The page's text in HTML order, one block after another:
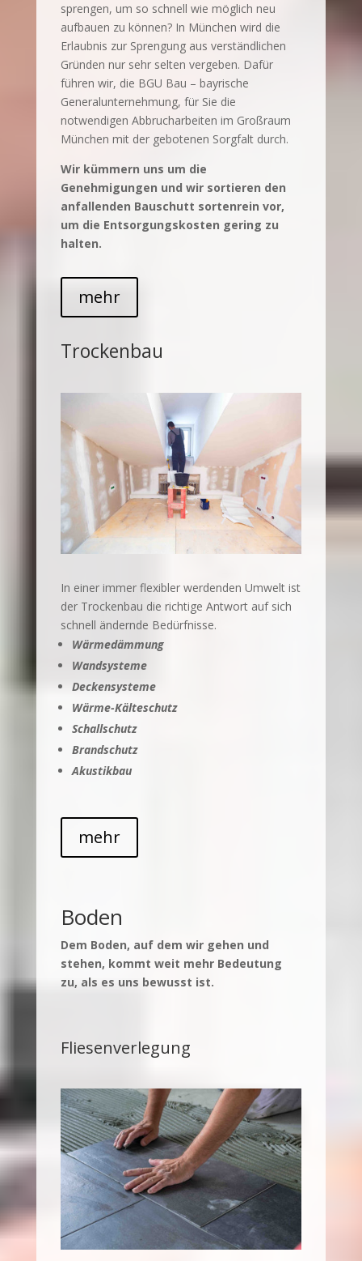
sprengen, um so schnell wie möglich neu
aufbauen zu können? In München wird die
Erlaubnis zur Sprengung aus verständlichen
Gründen nur sehr selten vergeben. Dafür
führen wir, die BGU Bau – bayrische
Generalunternehmung, für Sie die
notwendigen Abbrucharbeiten im Großraum
München mit der gebotenen Sorgfalt durch.
Wir kümmern uns um die
Genehmigungen und wir sortieren den
anfallenden Bauschutt sortenrein vor,
um die Entsorgungskosten gering zu
halten.
mehr
Trockenbau
In einer immer flexibler werdenden Umwelt ist
der Trockenbau die richtige Antwort auf sich
schnell ändernde Bedürfnisse.
Wärmedämmung
Wandsysteme
Deckensysteme
Wärme-Kälteschutz
Schallschutz
Brandschutz
Akustikbau
mehr
Boden
Dem Boden, auf dem wir gehen und
stehen, kommt weit mehr Bedeutung
zu, als es uns bewusst ist.
Fliesenverlegung